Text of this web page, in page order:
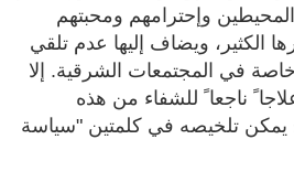
وإحترامهم ومحبتهم
الكثير، ويضاف إليها عدم تلقي
في المجتمعات الشرقية. إلا
ناجعا ً للشفاء من هذه
يمكن تلخيصه في كلمتين "سياسة